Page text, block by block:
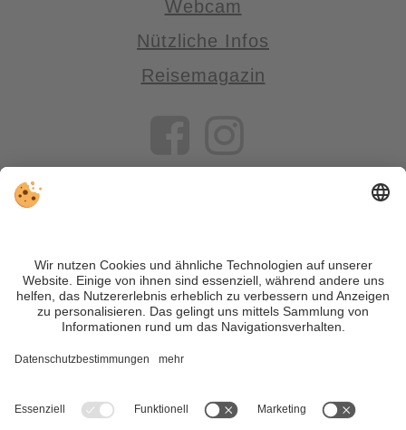
Webcam
Nützliche Infos
Reisemagazin
VIVOSüdtirol ist das Reiseportal für alle, die Südtirol nicht nur
besuchen, sondern wirklich erleben wollen – inklusive Tipps,
tollen Unterkünften und Angeboten.
Trotz genauer Arbeit und ständigem Aktualisieren der Inhalte,
Informieren Sie sich sicherheitshalber nochmals beim